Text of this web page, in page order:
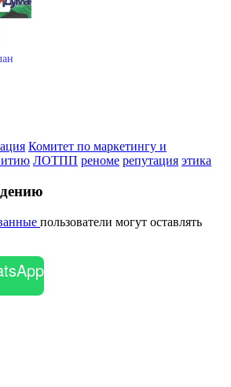
Комитет по маркетингу и
ЛОТПП реноме репутация этика
пользователи могут оставлять